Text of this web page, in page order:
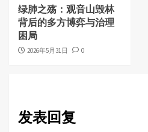
绿肺之殇：观音山毁林
背后的多方博弈与治理
困局
2026年5月31日 0
发表回复